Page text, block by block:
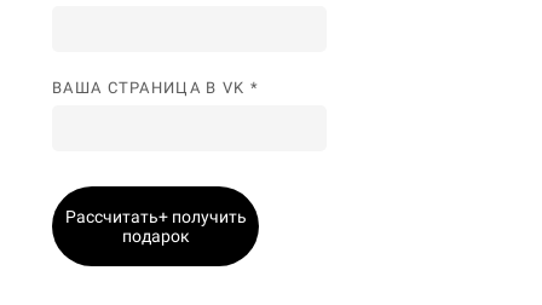
ВАША СТРАНИЦА В VK *
Рассчитать+ получить
подарок